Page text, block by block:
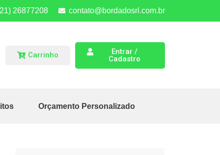
26877208 contato@bordadosrl.com.br
Carrinho
Entrar /
Cadastro
Orçamento Personalizado